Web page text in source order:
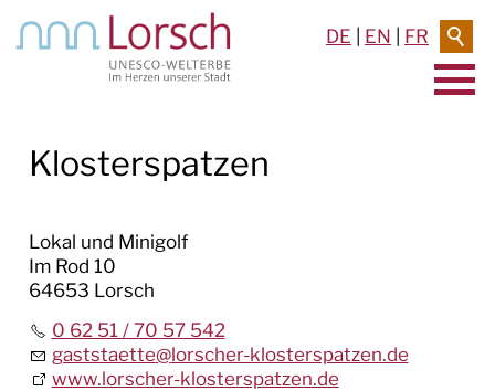
DE EN FR
BAUEN & UMWELT
LEBEN IN LORSCH
KULTUR
Klosterspatzen
Lokal und Minigolf
Im Rod 10
64653 Lorsch
0 62 51 / 70 57 542
gaststaette@lorscher-klosterspatzen.de
www.lorscher-klosterspatzen.de